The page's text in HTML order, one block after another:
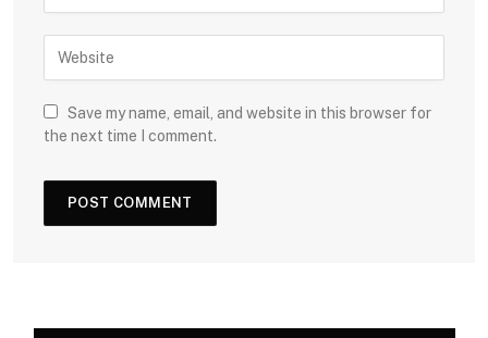
Save my name, email, and website in this browser for
the next time I comment.